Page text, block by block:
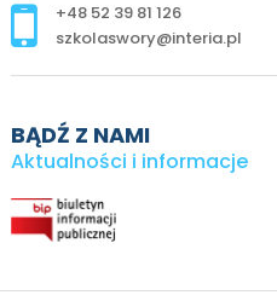
+48 52 39 81 126
szkolaswory@interia.pl
BĄDŹ Z NAMI
Aktualności i informacje